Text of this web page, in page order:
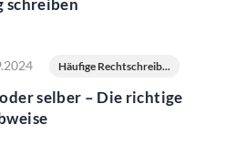
schreiben
Häufige Rechtschreib...
selber – Die richtige